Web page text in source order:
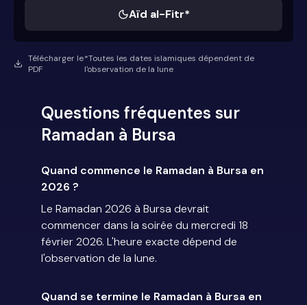
Aïd al-Fitr*
Télécharger le
PDF
*Toutes les dates islamiques dépendent de
l'observation de la lune
Questions fréquentes sur
Ramadan à Bursa
Quand commence le Ramadan à Bursa en
2026 ?
Le Ramadan 2026 à Bursa devrait
commencer dans la soirée du mercredi 18
février 2026. L'heure exacte dépend de
l'observation de la lune.
Quand se termine le Ramadan à Bursa en